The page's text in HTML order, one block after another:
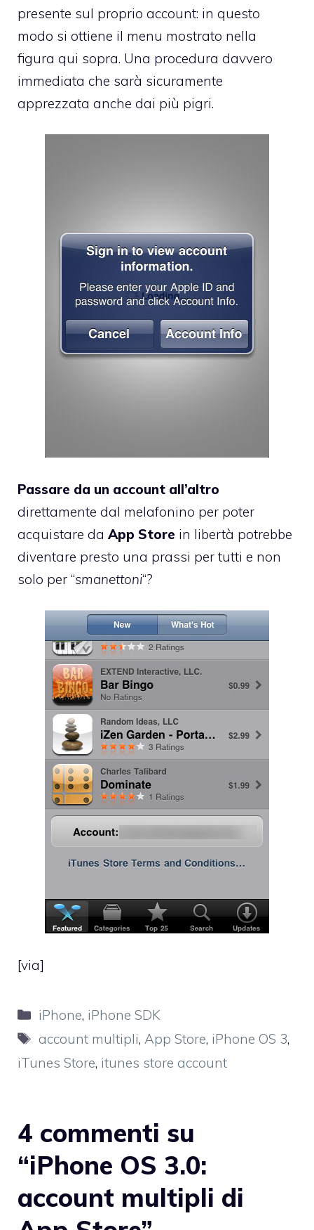
presente sul proprio account: in questo
modo si ottiene il menu mostrato nella
figura qui sopra. Una procedura davvero
immediata che sarà sicuramente
apprezzata anche dai più pigri.
Passare da un account all’altro
direttamente dal melafonino per poter
acquistare da App Store in libertà potrebbe
diventare presto una prassi per tutti e non
solo per “smanettoni“?
[via]
Categorie
iPhone, iPhone SDK
Tag
account multipli, App Store, iPhone OS 3,
iTunes Store, itunes store account
4 commenti su
“iPhone OS 3.0:
account multipli di